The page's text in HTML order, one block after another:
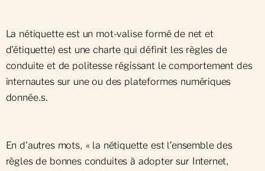
Accompagnement en cas de décès
Arrangements préalables
Options écologiques
Inhumation aux flambeaux
Plan Vert
Nos gestes verts
Espace sans trace
Glossaire
La nétiquette est un mot-valise formé de net et
d’étiquette) est une charte qui définit les règles de
conduite et de politesse régissant le comportement des
internautes sur une ou des plateformes numériques
donnée.s.
En d'autres mots, « la nétiquette est l’ensemble des
règles de bonnes conduites à adopter sur Internet,